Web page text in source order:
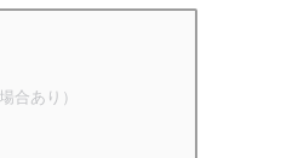
合あり）